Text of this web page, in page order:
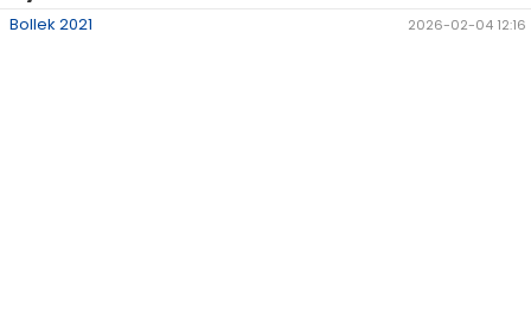
Bollek 2021 2026-02-04 12:16